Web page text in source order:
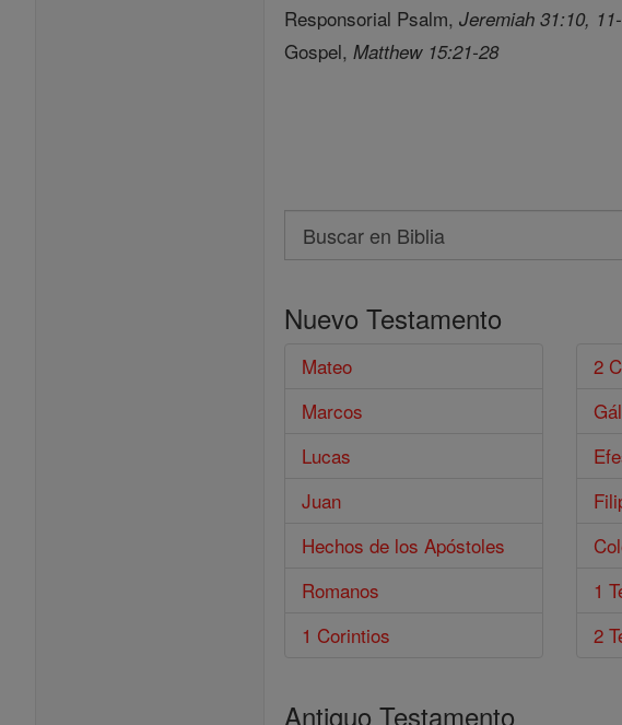
Responsorial Psalm,Jeremiah 31:10,
Gospel,Matthew 15:21-28
Search
Buscar
Biblia
Nuevo Testamento
Mateo
Marcos
Lucas
Juan
Hechos de los Apóstoles
Romanos
1 Corintios
2
1
2
Antiguo Testamento